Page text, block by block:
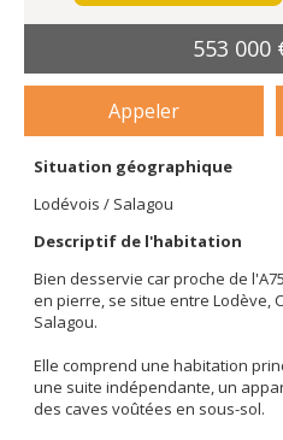
553 000
Appeler
Situation géographique
Lodévois / Salagou
Descriptif de l'habitation
Bien desservie car proche de
en pierre, se situe entre Lodève,
Salagou.
Elle comprend une habitation
une suite indépendante, un
des caves voûtées en sous-sol.